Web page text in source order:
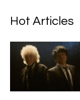
Hot Articles